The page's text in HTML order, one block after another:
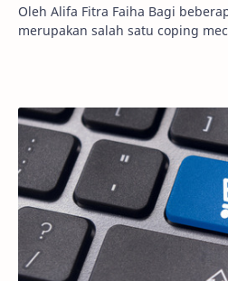
Oleh Alifa Fitra Faiha Bagi
merupakan salah satu coping